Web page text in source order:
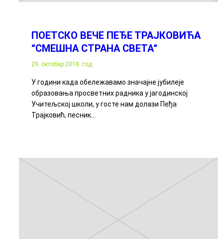
ПOЕТСКО ВЕЧЕ ПЕЂЕ ТРАЈКОВИЋА
“СМЕШНА СТРАНА СВЕТА“
29. октобар 2018. год.
У години када обележавамо значајне јубилеје
образовања просветних радника у јагодинској
Учитељској школи, у госте нам долази Пеђа
Трајковић, песник…